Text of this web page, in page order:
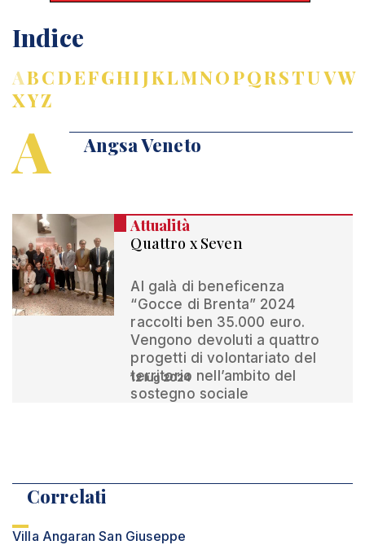
Indice
ABCDEFGHIJKLMNOPQRSTUVW
XYZ
A Angsa Veneto
Attualità
Quattro x Seven
Al galà di beneficenza
“Gocce di Brenta” 2024
raccolti ben 35.000 euro.
Vengono devoluti a quattro
progetti di volontariato del
territorio nell’ambito del
sostegno sociale
12 lug 2024
Correlati
Villa Angaran San Giuseppe